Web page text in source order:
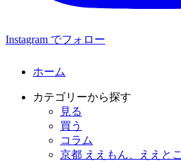
Instagram でフォロー
ホーム
カテゴリーから探す
見る
買う
コラム
京都 ええもん、ええとこ